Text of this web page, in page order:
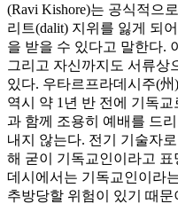
(Ravi Kishore)는 공식적으
리트(dalit) 지위를 잃게 되
을 받을 수 있다고 말한다.
그리고 자신까지도 서류상
있다. 우타르프라데시주(州
역시 약 1년 반 전에 기독
과 함께 조용히 예배를 드
내지 않는다. 전기 기술자
해 굳이 기독교인이라고
데시에서는 기독교인이라
추방당할 위험이 있기 때